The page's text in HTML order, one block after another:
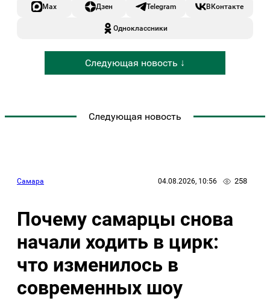
Max Дзен Telegram ВКонтакте
Одноклассники
Следующая новость ↓
Следующая новость
Самара 04.08.2026, 10:56 258
Почему самарцы снова
начали ходить в цирк:
что изменилось в
современных шоу